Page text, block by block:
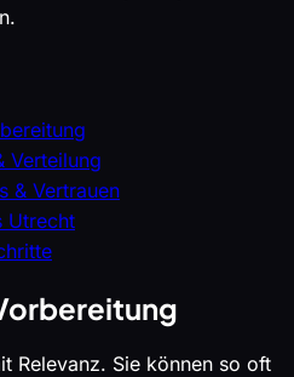
Verteilung
& Vertrauen
Utrecht
Relevanz. Sie können so oft